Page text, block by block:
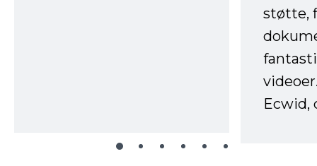
støtte,
Ecwid,